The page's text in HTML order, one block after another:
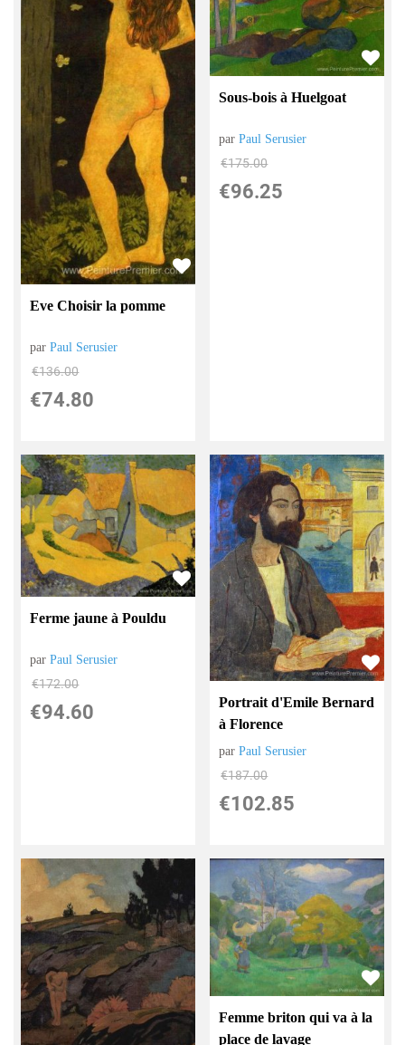
Eve Choisir la pomme
parPaul Serusier
€136.00
€74.80
Sous-bois à Huelgoat
parPaul Serusier
€175.00
€96.25
Ferme jaune à Pouldu
parPaul Serusier
€172.00
€94.60
Portrait d'Emile Bernard
à Florence
parPaul Serusier
€187.00
€102.85
Femme briton qui va à la
place de lavage